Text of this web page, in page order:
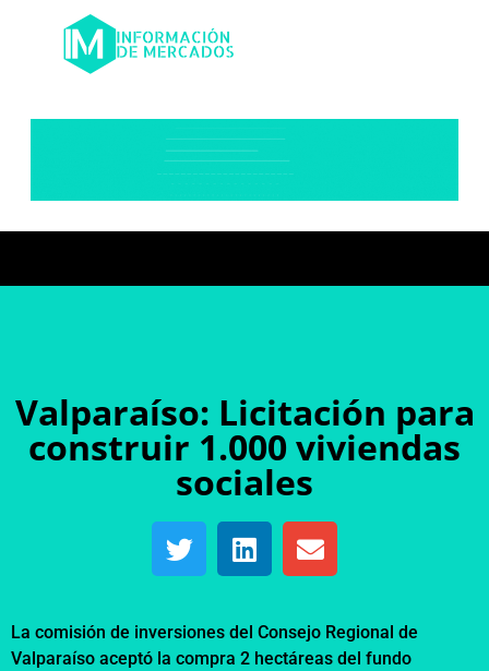
Valparaíso: Licitación para
construir 1.000 viviendas
sociales
La comisión de inversiones del Consejo Regional de
Valparaíso aceptó la compra 2 hectáreas del fundo